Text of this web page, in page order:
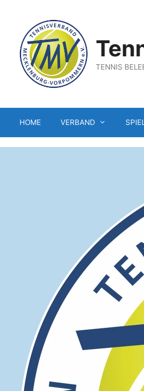
springen
TENNIS
HOME VERBAND